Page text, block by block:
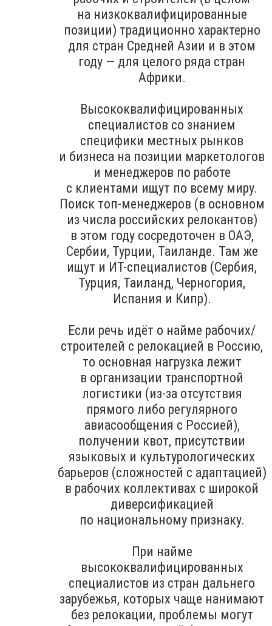
на низкоквалифицированные
позиции) традиционно характерно
для стран Средней Азии и в этом
году — для целого ряда стран
Африки.
Высококвалифицированных
специалистов со знанием
специфики местных рынков
и бизнеса на позиции маркетологов
и менеджеров по работе
с клиентами ищут по всему миру.
Поиск топ-менеджеров (в основном
из числа российских релокантов)
в этом году сосредоточен в ОАЭ,
Сербии, Турции, Таиланде. Там же
ищут и ИТ-специалистов (Сербия,
Турция, Таиланд, Черногория,
Испания и Кипр).
Если речь идёт о найме рабочих/
строителей с релокацией в Россию,
то основная нагрузка лежит
в организации транспортной
логистики (из-за отсутствия
прямого либо регулярного
авиасообщения с Россией),
получении квот, присутствии
языковых и культурологических
барьеров (сложностей с адаптацией)
в рабочих коллективах с широкой
диверсификацией
по национальному признаку.
При найме
высококвалифицированных
специалистов из стран дальнего
зарубежья, которых чаще нанимают
без релокации, проблемы могут